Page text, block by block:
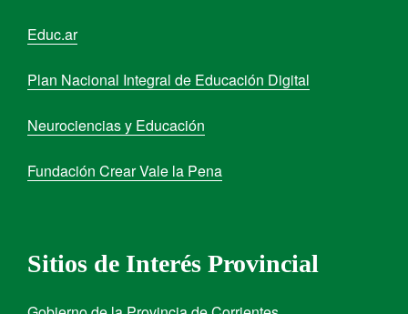
Educ.ar
Plan Nacional Integral de Educación Digital
Neurociencias y Educación
Fundación Crear Vale la Pena
Sitios de Interés Provincial